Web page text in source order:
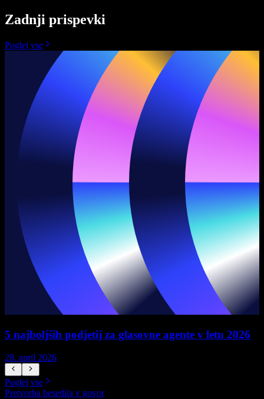
Zadnji prispevki
Poglej vse
5 najboljših podjetij za glasovne agente v letu 2026
28. april 2026
Poglej vse
Pretvorba besedila v govor